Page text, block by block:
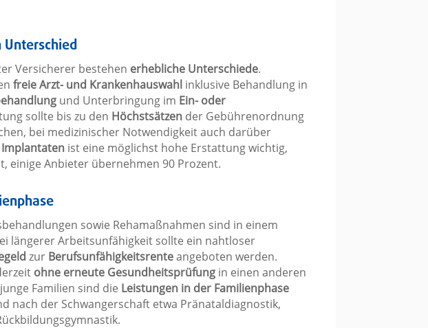
Versicherer bestehen erhebliche Unterschiede.
freie Arzt- und Krankenhauswahl inklusive Behandlung in
und Unterbringung im Ein- oder
sollte bis zu den Höchstsätzen der Gebührenordnung
bei medizinischer Notwendigkeit auch darüber
ist eine möglichst hohe Erstattung wichtig,
einige Anbieter übernehmen 90 Prozent.
sowie Rehamaßnahmen sind in einem
längerer Arbeitsunfähigkeit sollte ein nahtloser
zur Berufsunfähigkeitsrenteangeboten werden.
ohne erneute Gesundheitsprüfung in einen anderen
Familien sind die Leistungen in der Familienphase
nach der Schwangerschaft etwa Pränataldiagnostik,